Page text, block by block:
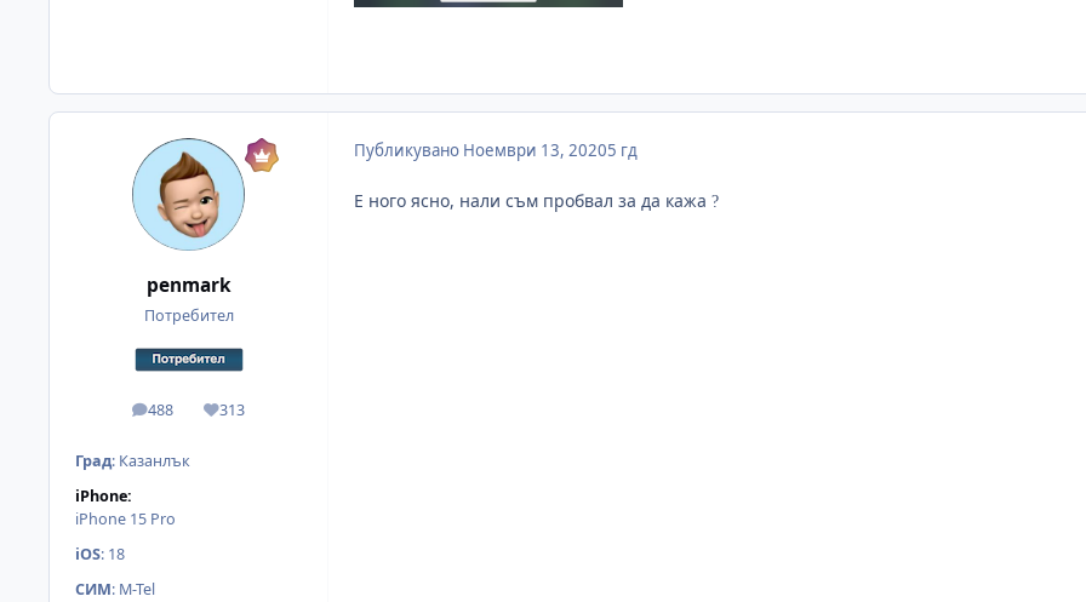
penmark
Потребител
488
мнения 313
Reputation
Град: Казанлък
iPhone:
iPhone 15 Pro
iOS: 18
СИМ: M-Tel
Публикувано Ноември 13, 20205 гд
Е ного ясно, нали съм пробвал за да кажа ?